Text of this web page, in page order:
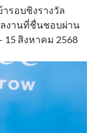
รอบชิงรางวัล
ลงานที่ชื่นชอบผ่าน
15 สิงหาคม 2568